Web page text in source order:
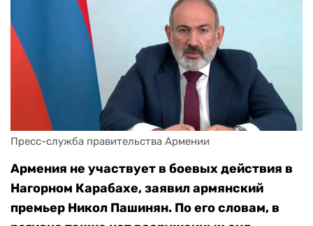
Пресс-служба правительства Армении
Армения не участвует в боевых действия в
Нагорном Карабахе, заявил армянский
премьер Никол Пашинян. По его словам, в